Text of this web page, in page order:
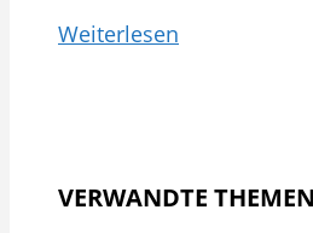
Weiterlesen
VERWANDTE